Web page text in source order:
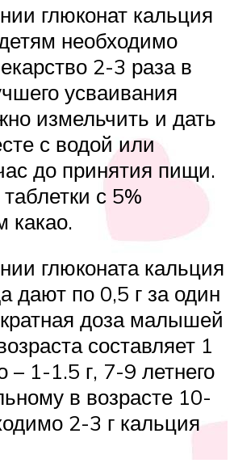
глюконат кальция
необходимо
2-3 раза в
усваивания
измельчить и дать
с водой или
до принятия пищи.
с 5%
какао.
глюконата кальция
дают по 0,5 г за один
доза малышей
составляет 1
– 1-1.5 г, 7-9 летнего
в возрасте 10-
2-3 г кальция